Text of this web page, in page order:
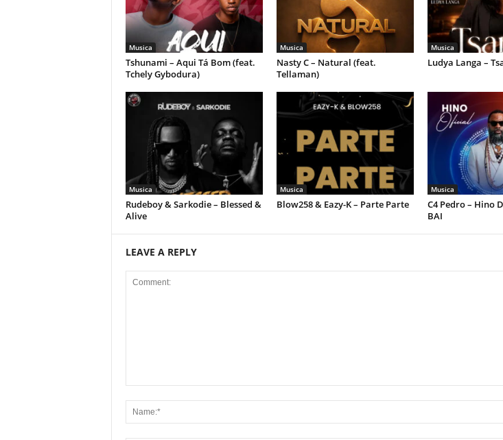
Musica
Tshunami – Aqui Tá Bom (feat.
Tchely Gybodura)
Musica
Nasty C – Natural (feat.
Tellaman)
Musica
Ludya Langa –
Musica
Rudeboy & Sarkodie – Blessed &
Alive
Musica
Blow258 & Eazy-K – Parte Parte
Musica
C4 Pedro – Hino
BAI
LEAVE A REPLY